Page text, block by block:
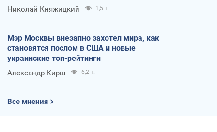
Николай Княжицкий 1,5 т.
Мэр Москвы внезапно захотел мира, как
становятся послом в США и новые
украинские топ-рейтинги
Александр Кирш 6,2 т.
Все мнения